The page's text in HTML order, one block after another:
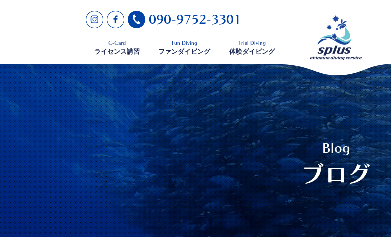
090-9752-3301
C-Card
ライセンス講習
Fun Diving
ファンダイビング
Trial Diving
体験ダイビング
Blog
ブログ